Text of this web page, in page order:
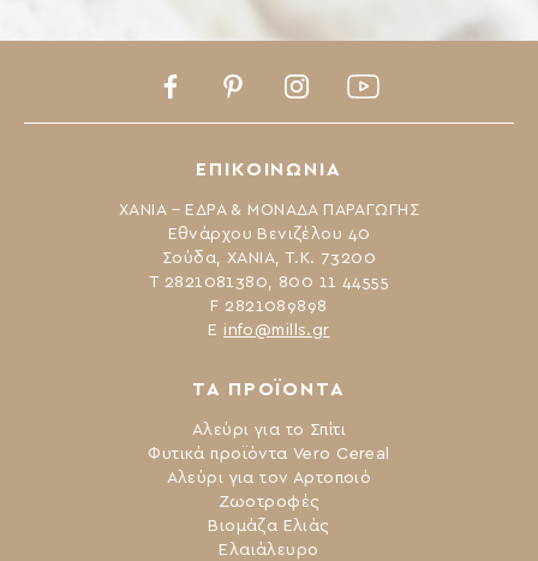
ΤΑ ΠΡΟΪΟΝΤΑ
Αλεύρι για το Σπίτι
Φυτικά προϊόντα Vero Cereal
Αλεύρι για τον Αρτοποιό
Ζωοτροφές
Βιομάζα Ελιάς
Ελαιάλευρο
ΕΠΙΚΟΙΝΩΝΙΑ
ΧΑΝΙΑ – ΕΔΡΑ & ΜΟΝΑΔΑ ΠΑΡΑΓΩΓΗΣ
Εθνάρχου Βενιζέλου 40
Σούδα, ΧΑΝΙΑ, Τ.Κ. 73200
Τ 2821081380, 800 11 44555
F 2821089898
Ε info@mills.gr
FacebookPinterestInstagramYoutube